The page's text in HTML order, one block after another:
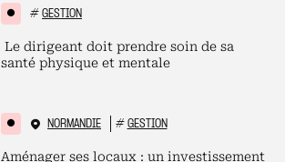
# GESTION
Le dirigeant doit prendre soin de sa
santé physique et mentale
NORMANDIE # GESTION
Aménager ses locaux : un investissement